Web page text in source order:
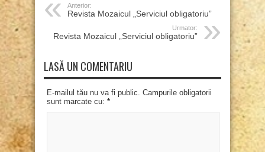
Anterior:
Revista Mozaicul „Serviciul obligatoriu”
Urmator:
Revista Mozaicul „Serviciul obligatoriu”
LASĂ UN COMENTARIU
E-mailul tău nu va fi public. Campurile obligatorii
sunt marcate cu: *